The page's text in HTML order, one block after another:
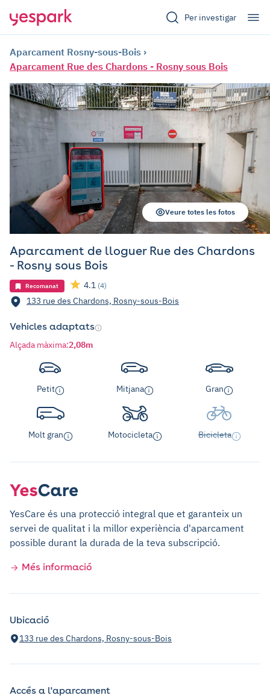
Per investigar
Aparcament Rosny-sous-Bois
Aparcament Rue des Chardons - Rosny sous Bois
Aparcament de lloguer Rue des Chardons
- Rosny sous Bois
Recomanat 4.1 (4)
133 rue des Chardons, Rosny-sous-Bois
Veure totes les fotos
Vehicles adaptats
Alçada màxima:2,08m
Petit Mitjana Gran
Molt gran Motocicleta Bicicleta
YesCare és una protecció integral que et garanteix un
servei de qualitat i la millor experiència d'aparcament
possible durant la durada de la teva subscripció.
Més informació
Ubicació
133 rue des Chardons, Rosny-sous-Bois
Accés a l'aparcament